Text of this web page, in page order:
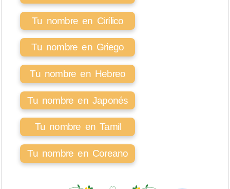
Tu nombre en Cirílico
Tu nombre en Griego
Tu nombre en Hebreo
Tu nombre en Japonés
Tu nombre en Tamil
Tu nombre en Coreano